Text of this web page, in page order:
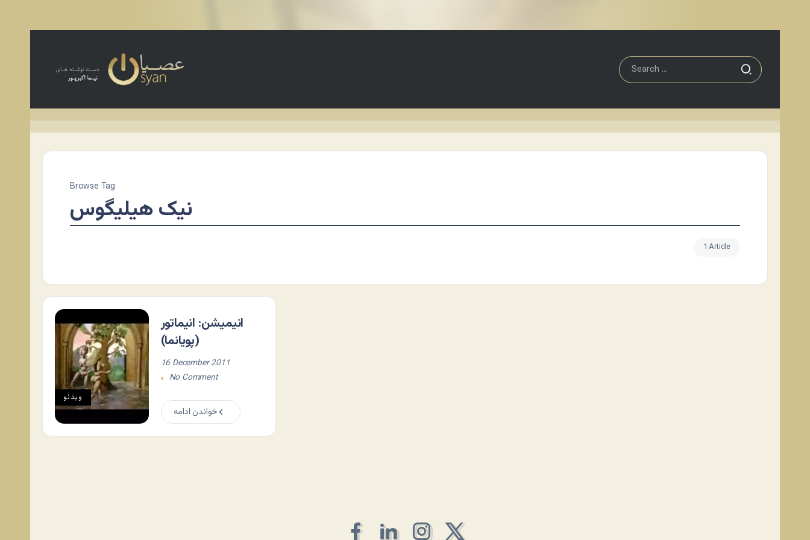
Browse Tag
نیک هیلیگوس
1 Article
ویدئو
انیمیشن: انیماتور
(پویانما)
16 December 2011
No Comment
خواندن ادامه